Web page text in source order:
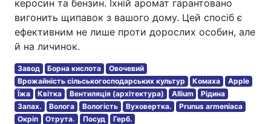
керосин та бензин. Їхній аромат гарантовано
вигонить щипавок з вашого дому. Цей спосіб є
ефективним не лише проти дорослих особин, але
й на личинок.
Завод Борна кислота
Овочевий
Врожайність сільськогосподарських культур
Комаха
Apple
Їжа
Квітка Вентиляція (архітектура) Allium
Рідина
Запах.
Волога Вологість Вуховертка.
Prunus armeniaca
Окріп
Отрута. Посуд Герб.